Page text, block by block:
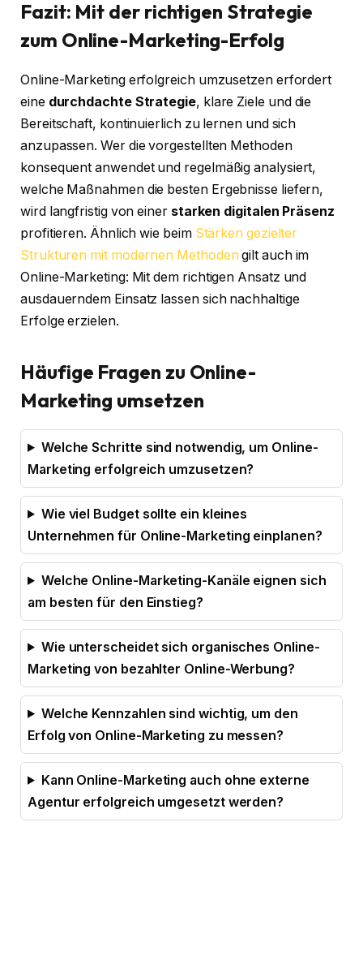
Fazit: Mit der richtigen Strategie
zum Online-Marketing-Erfolg
Online-Marketing erfolgreich umzusetzen erfordert
eine durchdachte Strategie, klare Ziele und die
Bereitschaft, kontinuierlich zu lernen und sich
anzupassen. Wer die vorgestellten Methoden
konsequent anwendet und regelmäßig analysiert,
welche Maßnahmen die besten Ergebnisse liefern,
wird langfristig von einer starken digitalen Präsenz
profitieren. Ähnlich wie beim Stärken gezielter
Strukturen mit modernen Methoden gilt auch im
Online-Marketing: Mit dem richtigen Ansatz und
ausdauerndem Einsatz lassen sich nachhaltige
Erfolge erzielen.
Häufige Fragen zu Online-
Marketing umsetzen
Welche Schritte sind notwendig, um Online-
Marketing erfolgreich umzusetzen?
Wie viel Budget sollte ein kleines
Unternehmen für Online-Marketing einplanen?
Welche Online-Marketing-Kanäle eignen sich
am besten für den Einstieg?
Wie unterscheidet sich organisches Online-
Marketing von bezahlter Online-Werbung?
Welche Kennzahlen sind wichtig, um den
Erfolg von Online-Marketing zu messen?
Kann Online-Marketing auch ohne externe
Agentur erfolgreich umgesetzt werden?